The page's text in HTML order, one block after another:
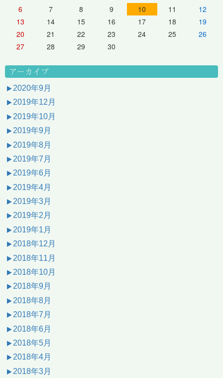
6
7 8 9 10 11
12
13
14 15 16 17 18
19
20
21 22 23 24 25
26
27
28 29 30
アーカイブ
2020年9月
2019年12月
2019年10月
2019年9月
2019年8月
2019年7月
2019年6月
2019年4月
2019年3月
2019年2月
2019年1月
2018年12月
2018年11月
2018年10月
2018年9月
2018年8月
2018年7月
2018年6月
2018年5月
2018年4月
2018年3月